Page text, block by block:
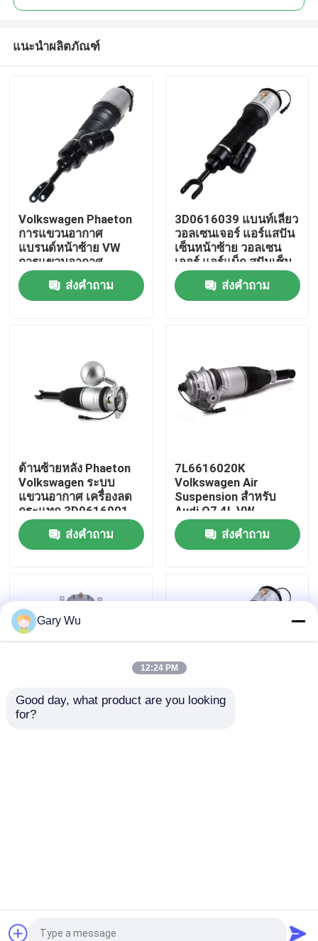
สินค้า
วิดีโอ
ทัวร์โรงงาน
ติดต่อเรา
ข่าว
ระบบแขวนอากาศรถ
คอมเพรสเซอร์แอร์ระงับ
โช้คอัพระบบกันสะเทือนของอากาศ
อะไหล่ช่วงล่างอากาศของ Land Rover
แนะนำผลิตภัณฑ์
Volkswagen Phaeton
การแขวนอากาศ
แบรนด์หน้าซ้าย VW
การแขวนอากาศ
3D0616039AA
ส่งคำถาม
3D0616039 แบนท์เลี่ยว
วอลเซนเจอร์ แอร์แสปัน
เซ็นหน้าซ้าย วอลเซน
เจอร์ แอร์แบ็ก สปันเซ็น
ส่งคำถาม
ด้านซ้ายหลัง Phaeton
Volkswagen ระบบ
แขวนอากาศ เครื่องลด
กระแทก 3D0616001
ส่งคำถาม
7L6616020K
Volkswagen Air
Suspension สําหรับ
Audi Q7 4L VW
Touareg 7P Porsche
Cayenne 92Aส่งคำถาม
ความสามารถสูง
จีน.Copyright © 2026 Hunan Mandao Intelligent
Gary Wu
12:24 PM
Good day, what product are you looking
for?